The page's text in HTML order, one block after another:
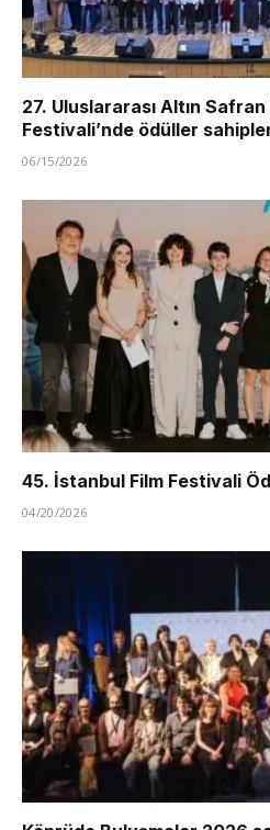
27. Uluslararası Altın
Festivali’nde ödüller
06/15/2026
45. İstanbul Film Festivali
04/20/2026